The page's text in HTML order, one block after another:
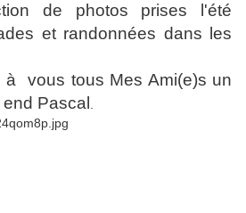
de photos prises l'été
et randonnées dans les
vous tous Mes Ami(e)s un
Pascal